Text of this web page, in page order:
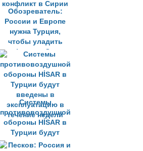
Обозреватель:
России и Европе
нужна Турция,
чтобы уладить
конфликт в Сирии
Системы
противовоздушной
обороны HİSAR в
Турции будут
введены в